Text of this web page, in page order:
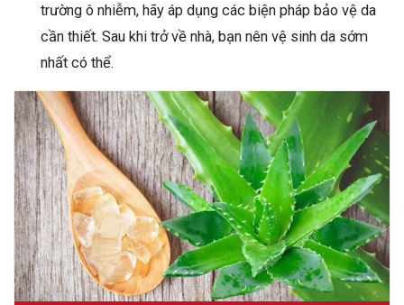
trường ô nhiễm, hãy áp dụng các biện pháp bảo vệ da
cần thiết. Sau khi trở về nhà, bạn nên vệ sinh da sớm
nhất có thể.